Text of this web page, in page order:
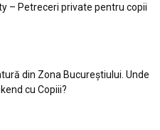
– Petreceri private pentru copii
din Zona Bucureştiului. Unde
cu Copiii?